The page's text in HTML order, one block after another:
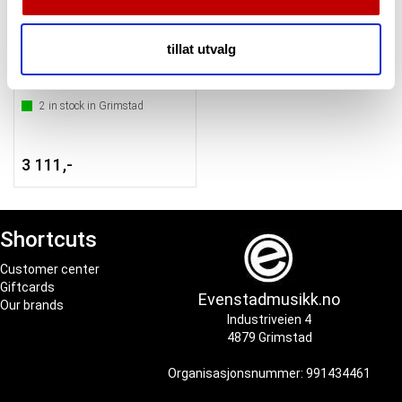
annonsering og analysearbeid, som kan kombinere den
med annen informasjon du har gjort tilgjengelig for dem,
tillat utvalg
Positive Grid Spark Cab
2 in stock in Grimstad
3 111,-
Shortcuts
Customer center
Giftcards
Our brands
Evenstadmusikk.no
Industriveien 4
4879 Grimstad
Organisasjonsnummer: 991434461